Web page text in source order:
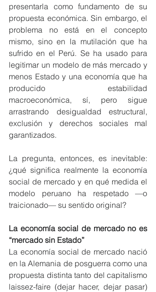
presentarla como fundamento de su
propuesta económica. Sin embargo, el
problema no está en el concepto
mismo, sino en la mutilación que ha
sufrido en el Perú. Se ha usado para
legitimar un modelo de más mercado y
menos Estado y una economía que ha
producido estabilidad
macroeconómica, sí, pero sigue
arrastrando desigualdad estructural,
exclusión y derechos sociales mal
garantizados.
La pregunta, entonces, es inevitable:
¿qué significa realmente la economía
social de mercado y en qué medida el
modelo peruano ha respetado —o
traicionado— su sentido original?
La economía social de mercado no es
“mercado sin Estado”
La economía social de mercado nació
en la Alemania de posguerra como una
propuesta distinta tanto del capitalismo
laissez-faire (dejar hacer, dejar pasar)